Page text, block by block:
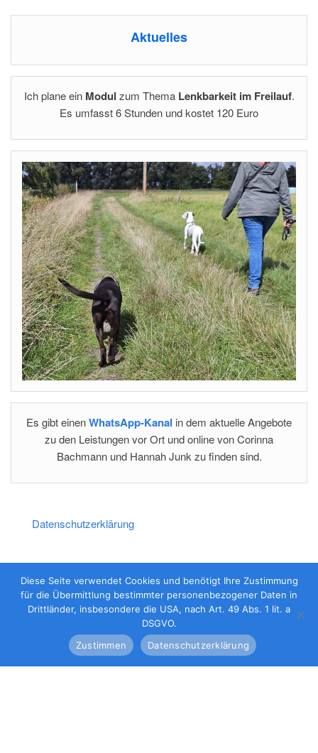
Aktuelles
Ich plane ein Modul zum Thema Lenkbarkeit im Freilauf.
Es umfasst 6 Stunden und kostet 120 Euro
Es gibt einenWhatsApp-Kanal in dem aktuelle Angebote
zu den Leistungen vor Ort und online von Corinna
Bachmann und Hannah Junk zu finden sind.
Datenschutzerklärung
Impressum
Diese Seite verwendet Cookies und benötigt Ihre Zustimmung
für die Übermittlung bestimmter personenbezogener Daten in
Drittländer, insbesondere die USA, nach Art. 49 Abs. 1 lit. a
DSGVO.
Zustimmen
Datenschutzerklärung